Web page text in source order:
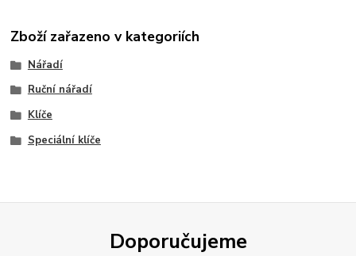
Zboží zařazeno v kategoriích
Nářadí
Ruční nářadí
Klíče
Speciální klíče
Doporučujeme